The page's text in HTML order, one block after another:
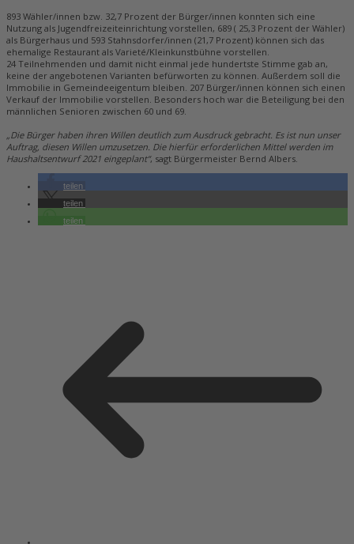
893 Wähler/innen bzw. 32,7 Prozent der Bürger/innen konnten sich eine
Nutzung als Jugendfreizeiteinrichtung vorstellen, 689 ( 25,3 Prozent der Wähler)
als Bürgerhaus und 593 Stahnsdorfer/innen (21,7 Prozent) können sich das
ehemalige Restaurant als Varieté/Kleinkunstbühne vorstellen.
24 Teilnehmenden und damit nicht einmal jede hundertste Stimme gab an,
keine der angebotenen Varianten befürworten zu können. Außerdem soll die
Immobilie in Gemeindeeigentum bleiben. 207 Bürger/innen können sich einen
Verkauf der Immobilie vorstellen. Besonders hoch war die Beteiligung bei den
männlichen Senioren zwischen 60 und 69.
„Die Bürger haben ihren Willen deutlich zum Ausdruck gebracht. Es ist nun unser
Auftrag, diesen Willen umzusetzen. Die hierfür erforderlichen Mittel werden im
Haushaltsentwurf 2021 eingeplant“, sagt Bürgermeister Bernd Albers.
teilen
teilen
teilen